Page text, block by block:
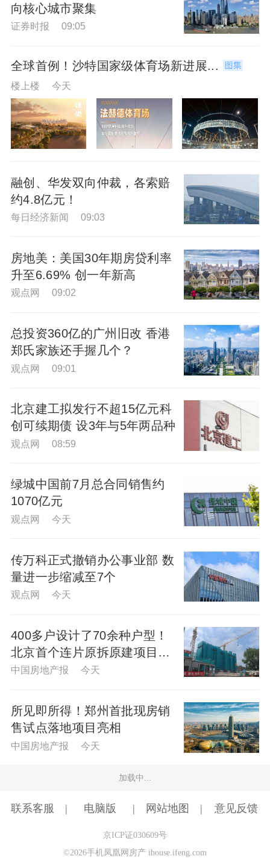
向核心城市聚集
证券时报 09:05
全球首例！沙特国家级体育场新进展...
楼上楼 今天
融创、华发双向仲裁，各索赔
约4.8亿元！
每日经济新闻 09:03
房地美：美国30年期房贷利率
升至6.69% 创一年新高
观点网 09:02
总投资360亿的广州旧改 香港
郑氏家族还手握几个？
观点网 09:01
北京建工拟发行不超15亿元科
创可续期债 设3年与5年两品种
观点网 08:59
绿城中国前7月总合同销售约
1070亿元
观点网 今天
传万科正式撤销办公事业部 数
量进一步缩减至7个
观点网 今天
400多户设计了70余种户型！
北京首个连片原拆原建项目的
民生考量
中国房地产报 今天
所见即所得！郑州首批现房销
售试点落地项目亮相
中国房地产报 今天
加载中...
联系客服 电脑版 网站地图 意见反馈
京ICP证030609号
©2026手机凤凰网房产 ihouse.ifeng.com